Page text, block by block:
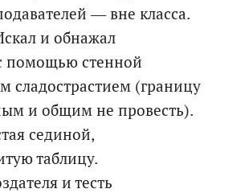
— вне класса.
и обнажал
помощью стенной
сладострастием (границу
и общим не провесть).
сединой,
таблицу.
и тесть